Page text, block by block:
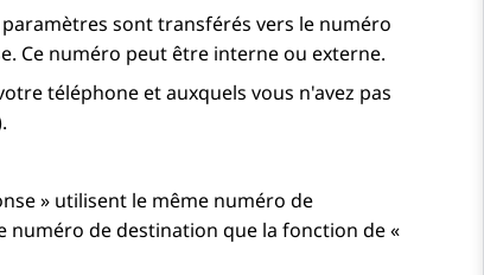
sont transférés vers le numéro
Ce numéro peut être interne ou externe.
téléphone et auxquels vous n'avez pas
» utilisent le même numéro de
numéro de destination que la fonction de «